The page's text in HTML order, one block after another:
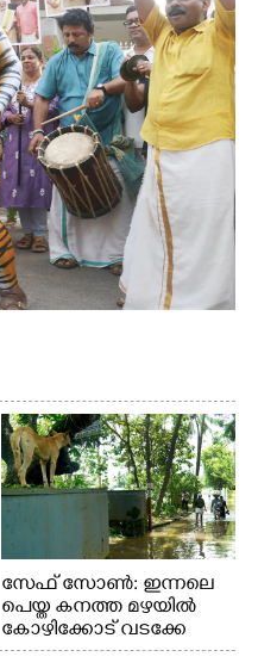
സേഫ് സോൺ: ഇന്നലെ
പെയ്ത കനത്ത മഴയിൽ
കോഴിക്കോട് വടക്കേ
വയലിൽ വെള്ളം